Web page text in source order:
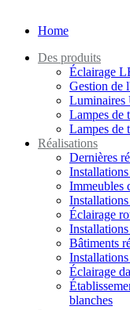
Home
Des produits
Éclairage
Gestion de
Luminaires
Lampes de
Lampes de
Réalisations
Dernières
Immeubles
Éclairage
Bâtiments
Éclairage
blanches